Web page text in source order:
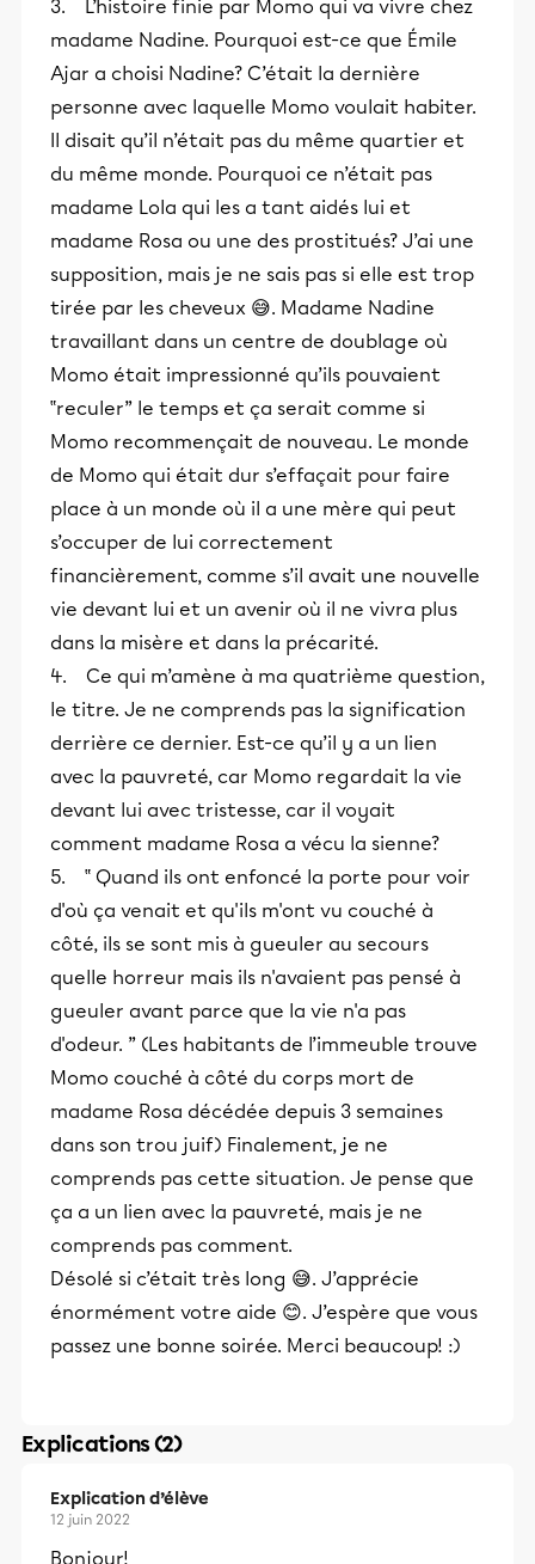
3. L’histoire finie par Momo qui va vivre chez
madame Nadine. Pourquoi est-ce que Émile
Ajar a choisi Nadine? C’était la dernière
personne avec laquelle Momo voulait habiter.
Il disait qu’il n’était pas du même quartier et
du même monde. Pourquoi ce n’était pas
madame Lola qui les a tant aidés lui et
madame Rosa ou une des prostitués? J’ai une
supposition, mais je ne sais pas si elle est trop
tirée par les cheveux 😅. Madame Nadine
travaillant dans un centre de doublage où
Momo était impressionné qu’ils pouvaient
‟reculer” le temps et ça serait comme si
Momo recommençait de nouveau. Le monde
de Momo qui était dur s’effaçait pour faire
place à un monde où il a une mère qui peut
s’occuper de lui correctement
financièrement, comme s’il avait une nouvelle
vie devant lui et un avenir où il ne vivra plus
dans la misère et dans la précarité.
4. Ce qui m’amène à ma quatrième question,
le titre. Je ne comprends pas la signification
derrière ce dernier. Est-ce qu’il y a un lien
avec la pauvreté, car Momo regardait la vie
devant lui avec tristesse, car il voyait
comment madame Rosa a vécu la sienne?
5. ‟ Quand ils ont enfoncé la porte pour voir
d'où ça venait et qu'ils m'ont vu couché à
côté, ils se sont mis à gueuler au secours
quelle horreur mais ils n'avaient pas pensé à
gueuler avant parce que la vie n'a pas
d'odeur. ” (Les habitants de l’immeuble trouve
Momo couché à côté du corps mort de
madame Rosa décédée depuis 3 semaines
dans son trou juif) Finalement, je ne
comprends pas cette situation. Je pense que
ça a un lien avec la pauvreté, mais je ne
comprends pas comment.
Désolé si c’était très long 😅. J’apprécie
énormément votre aide 😊. J’espère que vous
passez une bonne soirée. Merci beaucoup! :)
Explications (2)
Explication d’élève
12 juin 2022
Bonjour!